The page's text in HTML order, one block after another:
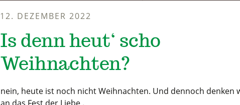
12. DEZEMBER 2022
Is denn heut‘ scho
Weihnachten?
nein, heute ist noch nicht Weihnachten. Und dennoch denken